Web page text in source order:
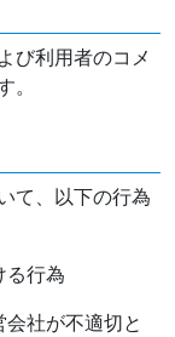
び利用者のコメ
。
て、以下の行為
る行為
社が不適切と